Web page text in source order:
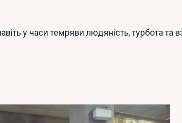
у часи темряви людяність, турбота та